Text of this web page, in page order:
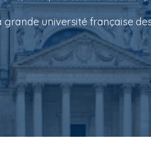
grande université française